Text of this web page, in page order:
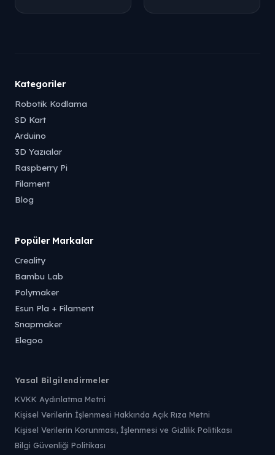
Kategoriler
Robotik Kodlama
SD Kart
Arduino
3D Yazıcılar
Raspberry Pi
Filament
Blog
Popüler Markalar
Creality
Bambu Lab
Polymaker
Esun Pla + Filament
Snapmaker
Elegoo
Yasal Bilgilendirmeler
KVKK Aydınlatma Metni
Kişisel Verilerin İşlenmesi Hakkında Açık Rıza Metni
Kişisel Verilerin Korunması, İşlenmesi ve Gizlilik Politikası
Bilgi Güvenliği Politikası